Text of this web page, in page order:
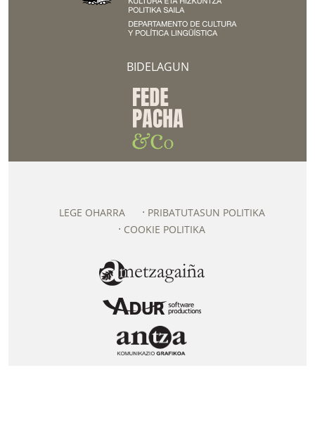
BIDELAGUN
LEGE OHARRA
PRIBATUTASUN POLITIKA
COOKIE POLITIKA